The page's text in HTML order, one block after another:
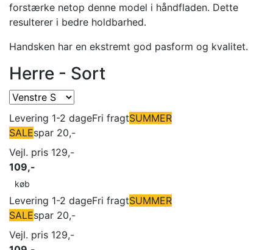
forstærke netop denne model i håndfladen. Dette
resulterer i bedre holdbarhed.
Handsken har en ekstremt god pasform og kvalitet.
Herre - Sort
Levering 1-2 dageFri fragtSUMMER
SALEspar 20,-
Vejl. pris 129,-
109,-
køb
Levering 1-2 dageFri fragtSUMMER
SALEspar 20,-
Vejl. pris 129,-